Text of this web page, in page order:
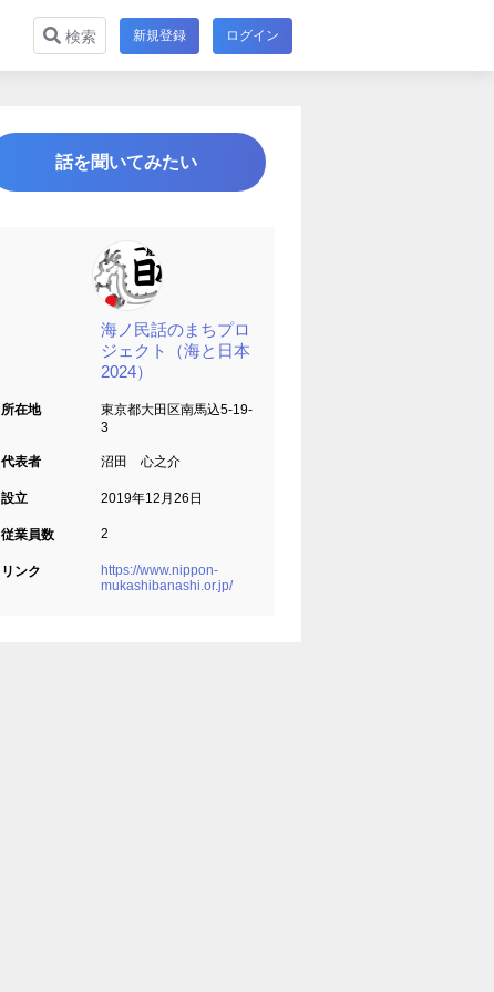
検索 新規登録 ログイン
話を聞いてみたい
海ノ民話のまちプロ
ジェクト（海と日本
2024）
所在地
東京都大田区南馬込5-19-
3
代表者 沼田 心之介
設立 2019年12月26日
従業員数 2
リンク
https://www.nippon-
mukashibanashi.or.jp/